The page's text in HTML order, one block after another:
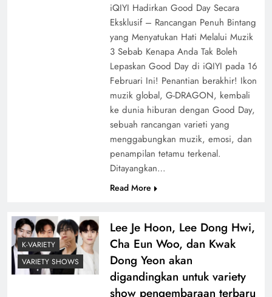
iQIYI Hadirkan Good Day Secara
Eksklusif – Rancangan Penuh Bintang
yang Menyatukan Hati Melalui Muzik
3 Sebab Kenapa Anda Tak Boleh
Lepaskan Good Day di iQIYI pada 16
Februari Ini! Penantian berakhir! Ikon
muzik global, G-DRAGON, kembali
ke dunia hiburan dengan Good Day,
sebuah rancangan varieti yang
menggabungkan muzik, emosi, dan
penampilan tetamu terkenal.
Ditayangkan…
Read More
K-VARIETY
VARIETY SHOWS
Lee Je Hoon, Lee Dong Hwi,
Cha Eun Woo, dan Kwak
Dong Yeon akan
digandingkan untuk variety
show pengembaraan terbaru